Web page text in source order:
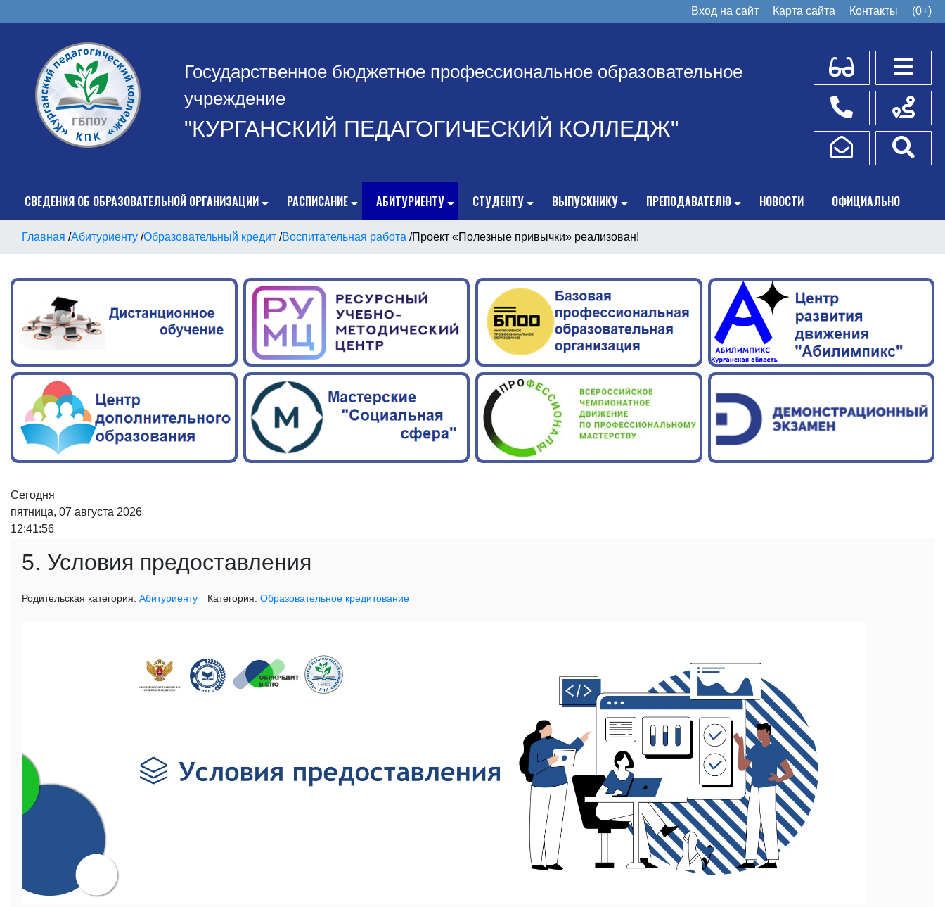
Вход на сайт Карта сайта Контакты (0+)
Государственное бюджетное профессиональное образовательное
учреждение
"КУРГАНСКИЙ ПЕДАГОГИЧЕСКИЙ КОЛЛЕДЖ"
Для слабовидящих
Телефоны
Написать обращение
Схема
СВЕДЕНИЯ ОБ ОБРАЗОВАТЕЛЬНОЙ ОРГАНИЗАЦИИ РАСПИСАНИЕ АБИТУРИЕНТУ СТУДЕНТУ ВЫПУСКНИКУ ПРЕПОДАВАТЕЛЮ НОВОСТИ ОФИЦИАЛЬНО
Главная /Абитуриенту /Образовательный кредит /Воспитательная работа /Проект «Полезные привычки» реализован!
Сегодня
пятница, 07 августа 2026
12:41:57
5. Условия предоставления
Родительская категория: Абитуриенту Категория: Образовательное кредитование